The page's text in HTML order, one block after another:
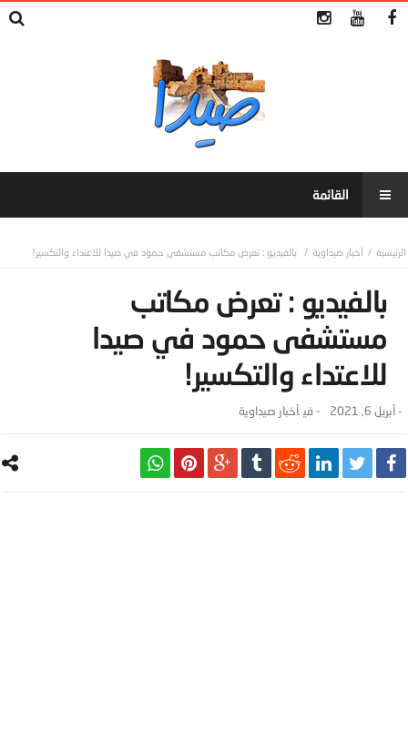
أخبار صيداوية بالفيديو : تعرض مكاتب مستشفى حمود في صيدا للاعتداء والتكسير!
بالفيديو : تعرض مكاتب
مستشفى حمود في صيدا
للاعتداء والتكسير!
-أبريل 6, 2021 - ‎في أخبار صيداوية